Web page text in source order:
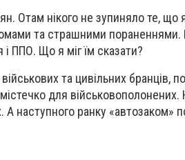
Отам нікого не зупиняло те, що
та страшними пораненнями.
і ППО. Що я міг їм сказати?
військових та цивільних бранців,
для військовополонених.
А наступного ранку «автозаком»